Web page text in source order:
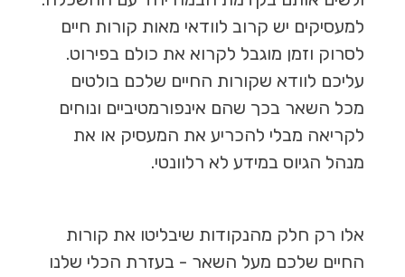
למעסיקים יש קרוב לוודאי מאות קורות חיים
לסרוק וזמן מוגבל לקרוא את כולם בפירוט.
עליכם לוודא שקורות החיים שלכם בולטים
מכל השאר בכך שהם אינפורמטיביים ונוחים
לקריאה מבלי להכריע את המעסיק או את
מנהל הגיוס במידע לא רלוונטי.
אלו רק חלק מהנקודות שיבליטו את קורות
החיים שלכם מעל השאר - בעזרת הכלי שלנו